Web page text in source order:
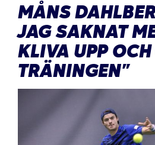
MÅNS
JAG SAKNAT
KLIVA UPP
TRÄNINGEN”